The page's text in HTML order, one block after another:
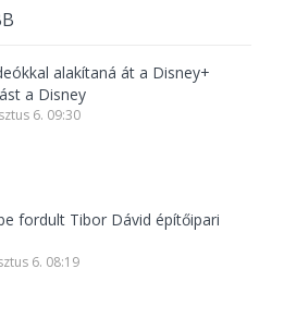
alakítaná át a Disney+
a Disney
6. 09:30
fordult Tibor Dávid építőipari
6. 08:19